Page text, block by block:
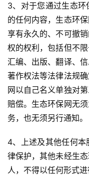
3、对于您通过生态
的任何内容，生态环
享有永久的、不可撤
权的权利，包括但不
汇编、出版、翻译、
著作权法等法律法规
网以自己名义单独对
赔偿。生态环保网无
务，也无须另行通知。
4、上述及其他任何
律保护，其他未经生
人，不得以任何形式